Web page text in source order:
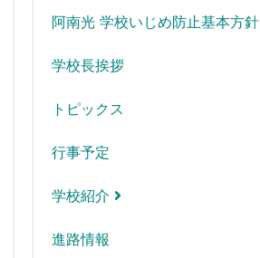
阿南光 学校いじめ防止基本方針
学校長挨拶
トピックス
行事予定
学校紹介
進路情報